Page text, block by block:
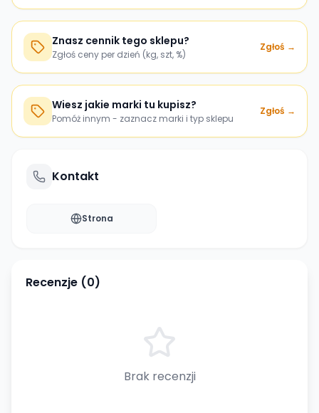
Znasz cennik tego sklepu?
Zgłoś ceny per dzień (kg, szt, %)
Zgłoś →
Wiesz jakie marki tu kupisz?
Pomóż innym - zaznacz marki i typ sklepu
Zgłoś →
Kontakt
Strona
Recenzje (0)
Brak recenzji